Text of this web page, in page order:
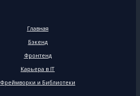
Главная
Бэкенд
Фронтенд
Карьера в IT
Фреймворки и Библиотеки